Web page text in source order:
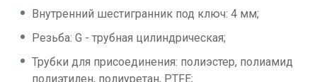
Внутренний шестигранник под ключ: 4 мм;
Резьба: G - трубная цилиндрическая;
Трубки для присоединения: полиэстер, полиамид
полиэтилен, полиуретан, PTFE;